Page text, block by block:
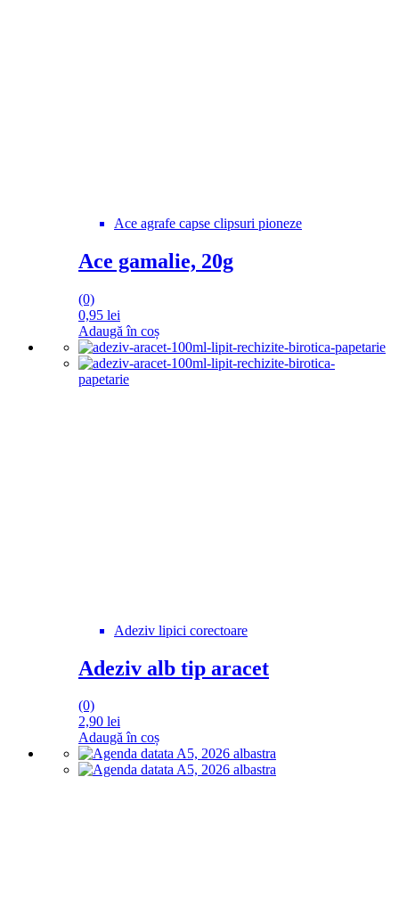
Ace agrafe capse clipsuri pioneze
Ace gamalie, 20g
(0)
0,95 lei
Adaugă în coș
Adeziv lipici corectoare
Adeziv alb tip aracet
(0)
2,90 lei
Adaugă în coș